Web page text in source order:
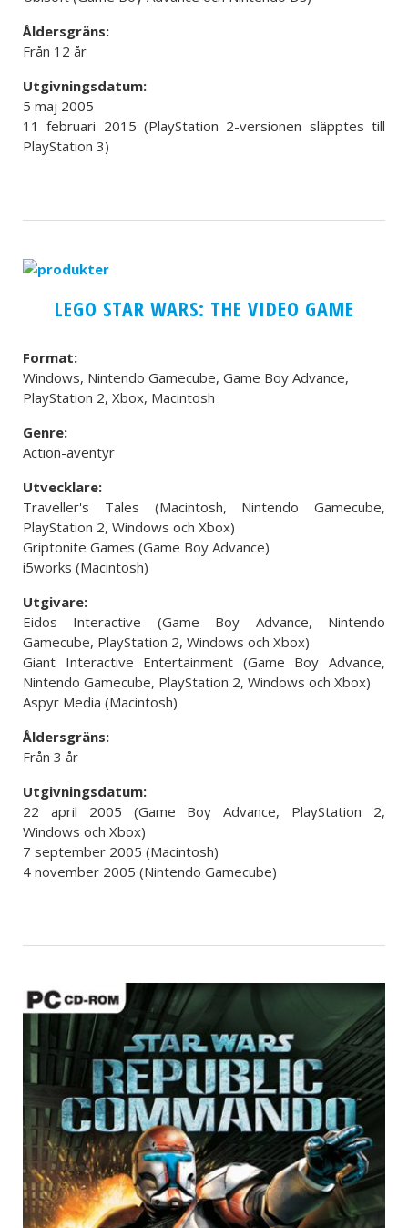
Åldersgräns:
Från 12 år
Utgivningsdatum:
5 maj 2005
11 februari 2015 (PlayStation 2-versionen släpptes till
PlayStation 3)
LEGO STAR WARS: THE VIDEO GAME
Format:
Windows, Nintendo Gamecube, Game Boy Advance,
PlayStation 2, Xbox, Macintosh
Genre:
Action-äventyr
Utvecklare:
Traveller's Tales (Macintosh, Nintendo Gamecube,
PlayStation 2, Windows och Xbox)
Griptonite Games (Game Boy Advance)
i5works (Macintosh)
Utgivare:
Eidos Interactive (Game Boy Advance, Nintendo
Gamecube, PlayStation 2, Windows och Xbox)
Giant Interactive Entertainment (Game Boy Advance,
Nintendo Gamecube, PlayStation 2, Windows och Xbox)
Aspyr Media (Macintosh)
Åldersgräns:
Från 3 år
Utgivningsdatum:
22 april 2005 (Game Boy Advance, PlayStation 2,
Windows och Xbox)
7 september 2005 (Macintosh)
4 november 2005 (Nintendo Gamecube)